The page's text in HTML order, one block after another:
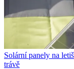
Solární panely na
trávě